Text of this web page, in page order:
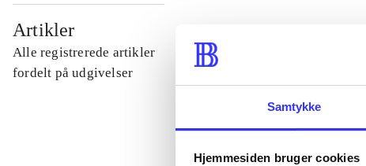
Samtykke
Hjemmesiden bruger cookies
Artikler
Alle registrerede artikler
fordelt på udgivelser